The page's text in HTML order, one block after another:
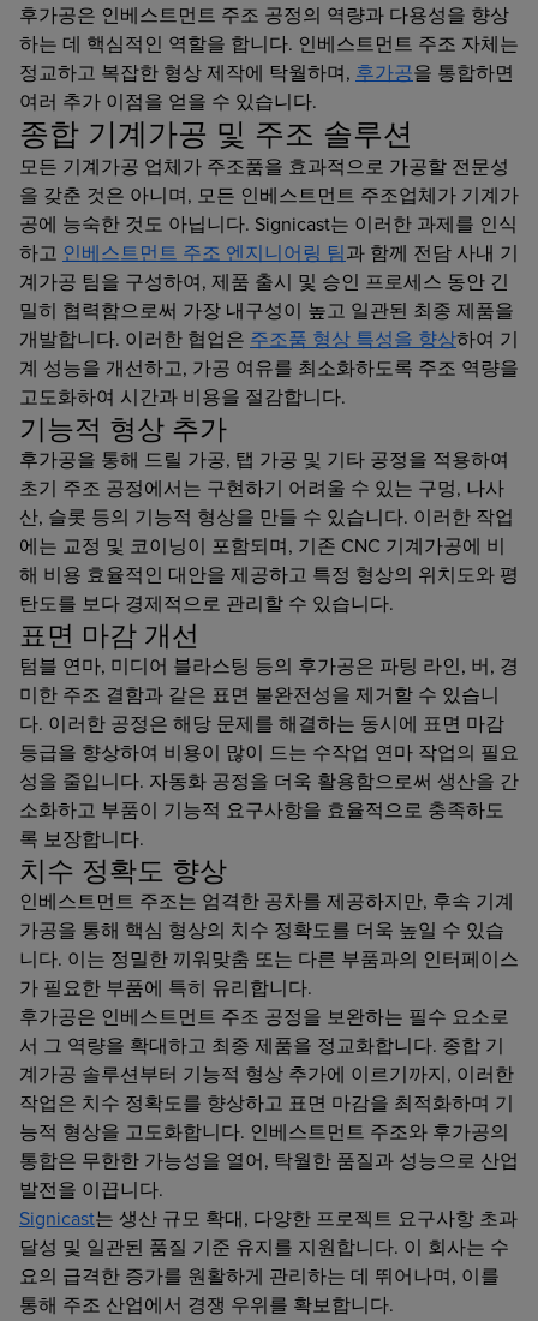
후가공은 인베스트먼트 주조 공정의 역량과 다용성을 향상
하는 데 핵심적인 역할을 합니다. 인베스트먼트 주조 자체는
정교하고 복잡한 형상 제작에 탁월하며, 후가공을 통합하면
여러 추가 이점을 얻을 수 있습니다.
종합 기계가공 및 주조 솔루션
모든 기계가공 업체가 주조품을 효과적으로 가공할 전문성
을 갖춘 것은 아니며, 모든 인베스트먼트 주조업체가 기계가
공에 능숙한 것도 아닙니다. Signicast는 이러한 과제를 인식
하고 인베스트먼트 주조 엔지니어링 팀과 함께 전담 사내 기
계가공 팀을 구성하여, 제품 출시 및 승인 프로세스 동안 긴
밀히 협력함으로써 가장 내구성이 높고 일관된 최종 제품을
개발합니다. 이러한 협업은 주조품 형상 특성을 향상하여 기
계 성능을 개선하고, 가공 여유를 최소화하도록 주조 역량을
고도화하여 시간과 비용을 절감합니다.
기능적 형상 추가
후가공을 통해 드릴 가공, 탭 가공 및 기타 공정을 적용하여
초기 주조 공정에서는 구현하기 어려울 수 있는 구멍, 나사
산, 슬롯 등의 기능적 형상을 만들 수 있습니다. 이러한 작업
에는 교정 및 코이닝이 포함되며, 기존 CNC 기계가공에 비
해 비용 효율적인 대안을 제공하고 특정 형상의 위치도와 평
탄도를 보다 경제적으로 관리할 수 있습니다.
표면 마감 개선
텀블 연마, 미디어 블라스팅 등의 후가공은 파팅 라인, 버, 경
미한 주조 결함과 같은 표면 불완전성을 제거할 수 있습니
다. 이러한 공정은 해당 문제를 해결하는 동시에 표면 마감
등급을 향상하여 비용이 많이 드는 수작업 연마 작업의 필요
성을 줄입니다. 자동화 공정을 더욱 활용함으로써 생산을 간
소화하고 부품이 기능적 요구사항을 효율적으로 충족하도
록 보장합니다.
치수 정확도 향상
인베스트먼트 주조는 엄격한 공차를 제공하지만, 후속 기계
가공을 통해 핵심 형상의 치수 정확도를 더욱 높일 수 있습
니다. 이는 정밀한 끼워맞춤 또는 다른 부품과의 인터페이스
가 필요한 부품에 특히 유리합니다.
후가공은 인베스트먼트 주조 공정을 보완하는 필수 요소로
서 그 역량을 확대하고 최종 제품을 정교화합니다. 종합 기
계가공 솔루션부터 기능적 형상 추가에 이르기까지, 이러한
작업은 치수 정확도를 향상하고 표면 마감을 최적화하며 기
능적 형상을 고도화합니다. 인베스트먼트 주조와 후가공의
통합은 무한한 가능성을 열어, 탁월한 품질과 성능으로 산업
발전을 이끕니다.
Signicast는 생산 규모 확대, 다양한 프로젝트 요구사항 초과
달성 및 일관된 품질 기준 유지를 지원합니다. 이 회사는 수
요의 급격한 증가를 원활하게 관리하는 데 뛰어나며, 이를
통해 주조 산업에서 경쟁 우위를 확보합니다.